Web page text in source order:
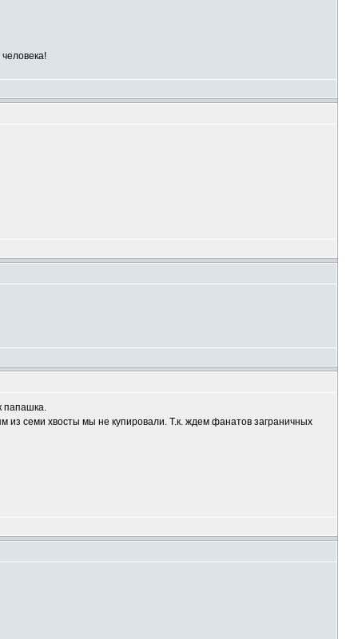
папашка.
из семи хвосты мы не купировали. Т.к. ждем фанатов заграничных